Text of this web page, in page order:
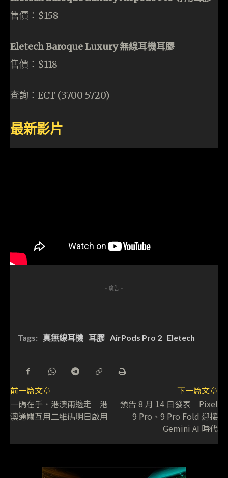
售價：$158
Eletech Baroque Luxury 無線耳機耳膠
售價：$118
查詢：ECT (3700 5720)
最新影片
- 廣告 -
Tags: 真無線耳機 耳膠 AirPods Pro 2 Eletech
前一篇文章
一碼在手．港澳兩邊走 港
澳通關互用二維碼明日啟用
下一篇文章
預告 8 月 14 日發表 Pixel
9 Pro、9 Pro Fold 迎接
Gemini AI 時代